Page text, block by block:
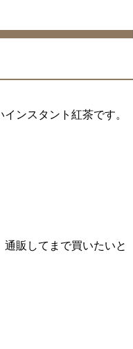
ンスタント紅茶です。
販してまで買いたいと